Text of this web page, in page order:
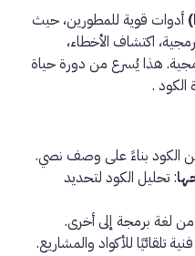
أدوات قوية للمطورين، حيث
اكتشاف الأخطاء،
هذا يُسرع من دورة حياة
.
من الكود بناءً على وصف نصي.
: تحليل الكود لتحديد
لغة برمجة إلى أخرى.
تلقائيًا للأكواد والمشاريع.